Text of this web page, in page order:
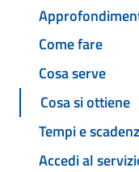
Come fare
Cosa serve
Cosa si ottiene
Tempi e
Accedi al